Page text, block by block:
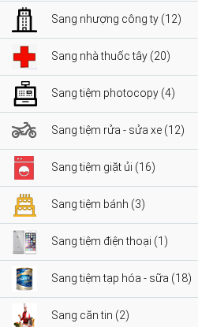
Sang nhượng công ty (12)
Sang nhà thuốc tây (20)
Sang tiệm photocopy (4)
Sang tiệm rửa - sửa xe (12)
Sang tiệm giặt ủi (16)
Sang tiệm bánh (3)
Sang tiệm điện thoại (1)
Sang tiệm tạp hóa - sữa (18)
Sang căn tin (2)